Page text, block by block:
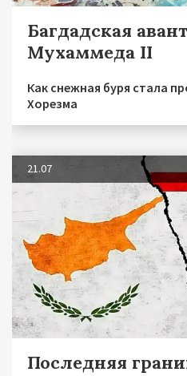
Багдадская
Мухаммеда II
Как снежная буря стала
Хорезма
21.07
Последняя